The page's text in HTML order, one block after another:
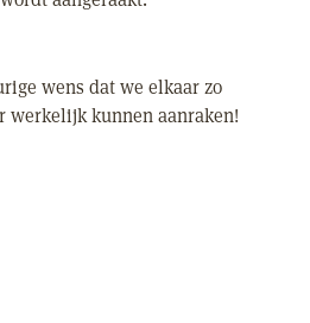
wens dat we elkaar zo
werkelijk kunnen aanraken!